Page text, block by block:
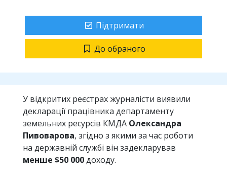
Підтримати
До обраного
У відкритих реєстрах журналісти виявили
декларації працівника департаменту
земельних ресурсів КМДА Олександра
Пивоварова, згідно з якими за час роботи
на державній службі він задекларував
менше $50 000доходу.